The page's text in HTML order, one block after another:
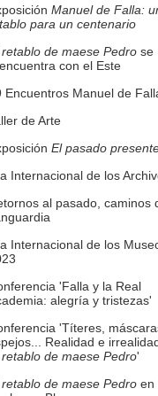
Manuel de Falla:
para un centenario
retablo de maese Pedro se
con el Este
Encuentros Manuel de
de Arte
El pasado
Internacional de los
al pasado, caminos
Internacional de los
'Falla y la Real
alegría y tristezas'
'Títeres,
Realidad e
retablo de maese Pedro'
retablo de maese Pedro en